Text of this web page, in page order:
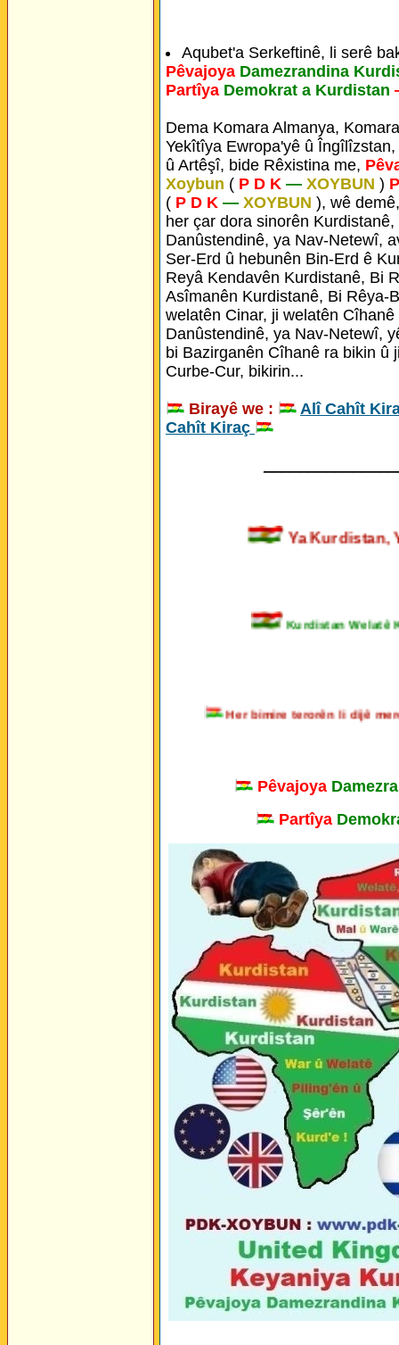
Aqubet'a Serkeftinê, li serê
Pêvajoya Damezrandina
Partîya Demokrat a Kurdistan
Dema Komara Almanya,
Yekîtîya Ewropa'yê û
û Artêşî, bide Rêxistina me,
Xoybun ( P D K — XOYBUN )
( P D K — XOYBUN ), wê
her çar dora sinorên
Danûstendinê, ya Nav-Netewî,
Ser-Erd û hebunên Bin-Erd ê
Reyâ Kendavên Kurdistanê, Bi
Asîmanên Kurdistanê, Bi Rêya-
welatên Cinar, ji welatên
Danûstendinê, ya Nav-Netewî,
bi Bazirganên Cîhanê ra bikin û
Curbe-Cur, bikirin...
Birayê we :
Alî Cahît
Cahît Kiraç
Ya
Kurdistan Welatê
Her bimire terorên li dijê
Pêvajoya
Partîya